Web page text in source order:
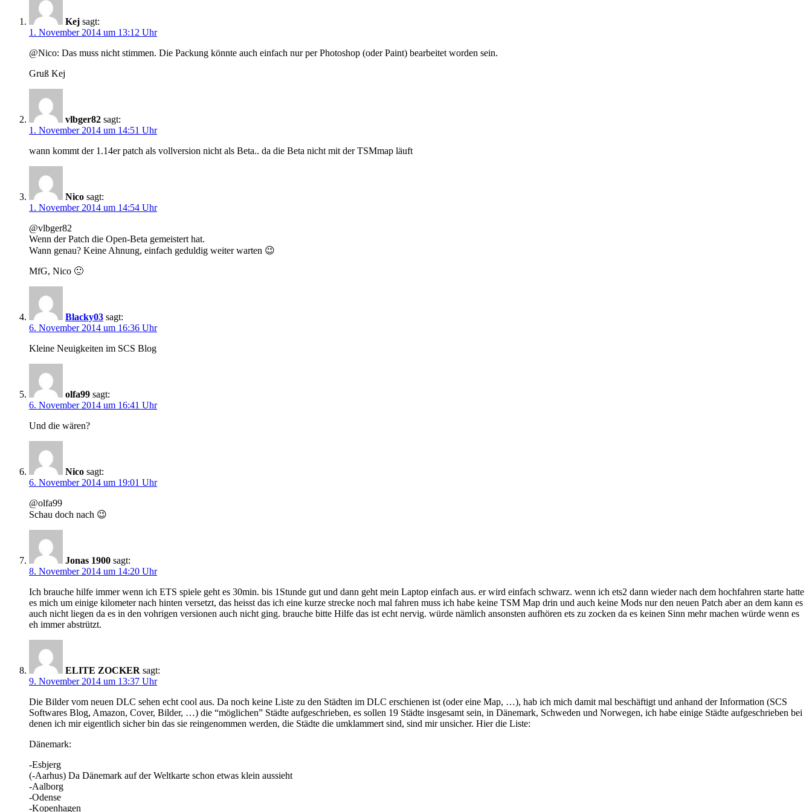
Kej sagt:
1. November 2014 um 13:12 Uhr
@Nico: Das muss nicht stimmen. Die Packung könnte auch einfach nur per Photoshop (oder Paint) bearbeitet worden sein.
Gruß Kej
vlbger82 sagt:
1. November 2014 um 14:51 Uhr
wann kommt der 1.14er patch als vollversion nicht als Beta.. da die Beta nicht mit der TSMmap läuft
Nico sagt:
1. November 2014 um 14:54 Uhr
@vlbger82
Wenn der Patch die Open-Beta gemeistert hat.
Wann genau? Keine Ahnung, einfach geduldig weiter warten 😉
MfG, Nico 🙂
Blacky03 sagt:
6. November 2014 um 16:36 Uhr
Kleine Neuigkeiten im SCS Blog
olfa99 sagt:
6. November 2014 um 16:41 Uhr
Und die wären?
Nico sagt:
6. November 2014 um 19:01 Uhr
@olfa99
Schau doch nach 😉
Jonas 1900 sagt:
8. November 2014 um 14:20 Uhr
Ich brauche hilfe immer wenn ich ETS spiele geht es 30min. bis 1Stunde gut und dann geht mein Laptop einfach aus. er wird einfach schwarz. wenn ich ets2 dann wieder nach dem hochfahren starte hatte
es mich um einige kilometer nach hinten versetzt, das heisst das ich eine kurze strecke noch mal fahren muss ich habe keine TSM Map drin und auch keine Mods nur den neuen Patch aber an dem kann es
auch nicht liegen da es in den vohrigen versionen auch nicht ging. brauche bitte Hilfe das ist echt nervig. würde nämlich ansonsten aufhören ets zu zocken da es keinen Sinn mehr machen würde wenn es
eh immer abstrützt.
ELITE ZOCKER sagt:
9. November 2014 um 13:37 Uhr
Die Bilder vom neuen DLC sehen echt cool aus. Da noch keine Liste zu den Städten im DLC erschienen ist (oder eine Map, …), hab ich mich damit mal beschäftigt und anhand der Information (SCS
Softwares Blog, Amazon, Cover, Bilder, …) die “möglichen” Städte aufgeschrieben, es sollen 19 Städte insgesamt sein, in Dänemark, Schweden und Norwegen, ich habe einige Städte aufgeschrieben bei
denen ich mir eigentlich sicher bin das sie reingenommen werden, die Städte die umklammert sind, sind mir unsicher. Hier die Liste:
Dänemark:
-Esbjerg
(-Aarhus) Da Dänemark auf der Weltkarte schon etwas klein aussieht
-Aalborg
-Odense
-Kopenhagen